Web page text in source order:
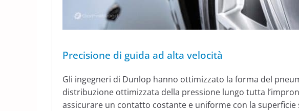
Precisione di guida ad alta velocità
Gli ingegneri di Dunlop hanno ottimizzato la forma del
distribuzione ottimizzata della pressione lungo tutta
assicurare un contatto costante e uniforme con la superficie